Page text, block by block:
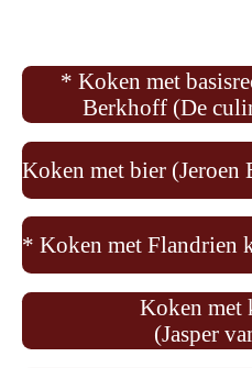
* Koken met
Berkhoff (De
Koken met bier
* Koken met Flandrien
Koken met
(Jasper